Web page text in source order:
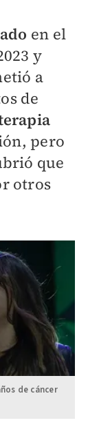
en el
y
a
de
pero
que
otros
de cáncer